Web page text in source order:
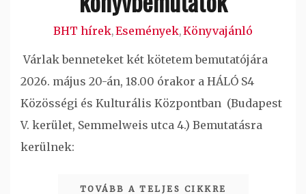
BHT hírek,Események,Könyvajánló
Várlak benneteket két kötetem bemutatójára
2026. május 20-án, 18.00 órakor a HÁLÓ S4
Közösségi és Kulturális Központban (Budapest
V. kerület, Semmelweis utca 4.) Bemutatásra
kerülnek:
TOVÁBB A TELJES CIKKRE